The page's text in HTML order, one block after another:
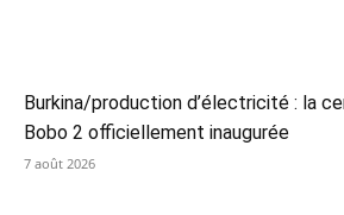
Burkina/production d’électricité : la
Bobo 2 officiellement inaugurée
7 août 2026